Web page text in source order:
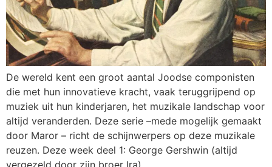
De wereld kent een groot aantal Joodse componisten
die met hun innovatieve kracht, vaak teruggrijpend op
muziek uit hun kinderjaren, het muzikale landschap voor
altijd veranderden. Deze serie –mede mogelijk gemaakt
door Maror – richt de schijnwerpers op deze muzikale
reuzen. Deze week deel 1: George Gershwin (altijd